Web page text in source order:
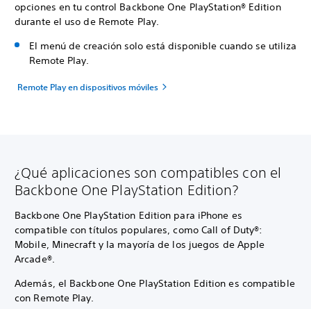
opciones en tu control Backbone One PlayStation® Edition
durante el uso de Remote Play.
El menú de creación solo está disponible cuando se utiliza
Remote Play.
Remote Play en dispositivos móviles
¿Qué aplicaciones son compatibles con el
Backbone One PlayStation Edition?
Backbone One PlayStation Edition para iPhone es
compatible con títulos populares, como Call of Duty®:
Mobile, Minecraft y la mayoría de los juegos de Apple
Arcade®.
Además, el Backbone One PlayStation Edition es compatible
con Remote Play.